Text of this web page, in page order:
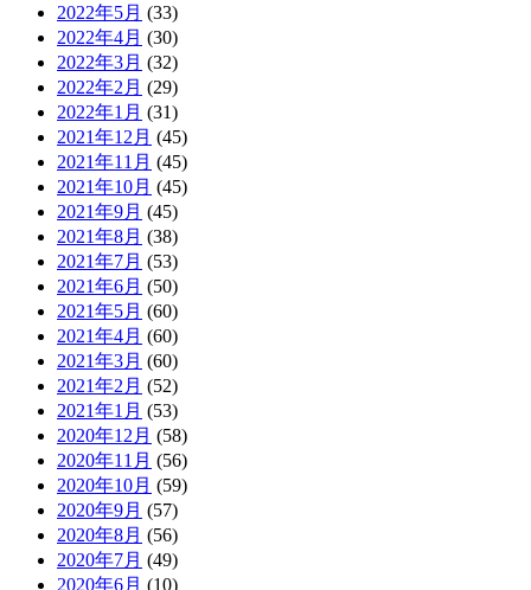
2022年5月 (33)
2022年4月 (30)
2022年3月 (32)
2022年2月 (29)
2022年1月 (31)
2021年12月 (45)
2021年11月 (45)
2021年10月 (45)
2021年9月 (45)
2021年8月 (38)
2021年7月 (53)
2021年6月 (50)
2021年5月 (60)
2021年4月 (60)
2021年3月 (60)
2021年2月 (52)
2021年1月 (53)
2020年12月 (58)
2020年11月 (56)
2020年10月 (59)
2020年9月 (57)
2020年8月 (56)
2020年7月 (49)
2020年6月 (10)